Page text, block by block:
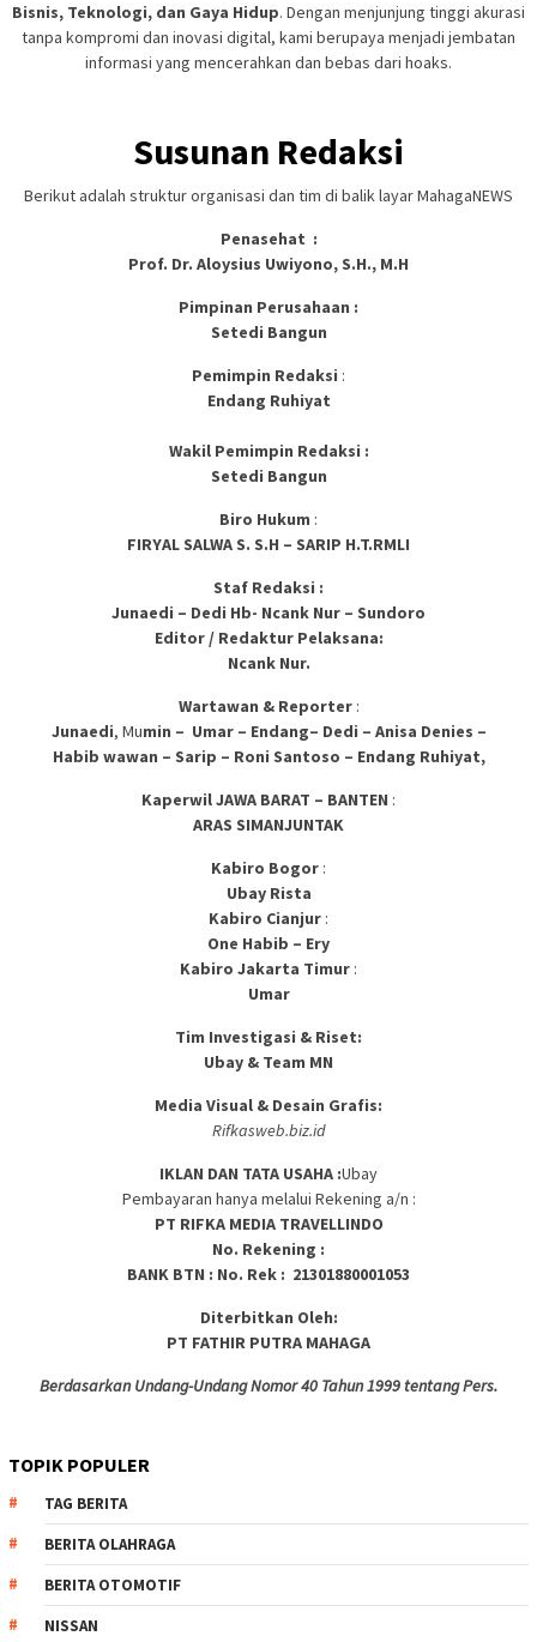
Bisnis, Teknologi, dan Gaya Hidup. Dengan menjunjung tinggi akurasi
tanpa kompromi dan inovasi digital, kami berupaya menjadi jembatan
informasi yang mencerahkan dan bebas dari hoaks.
Susunan Redaksi
Berikut adalah struktur organisasi dan tim di balik layar MahagaNEWS
Penasehat :
Prof. Dr. Aloysius Uwiyono, S.H., M.H
Pimpinan Perusahaan :
Setedi Bangun
Pemimpin Redaksi :
Endang Ruhiyat
Wakil Pemimpin Redaksi :
Setedi Bangun
Biro Hukum :
FIRYAL SALWA S. S.H – SARIP H.T.RMLI
Staf Redaksi :
Junaedi – Dedi Hb- Ncank Nur – Sundoro
Editor / Redaktur Pelaksana:
Ncank Nur.
Wartawan & Reporter:
Junaedi, Mumin – Umar – Endang– Dedi – Anisa Denies –
Habib wawan – Sarip – Roni Santoso – Endang Ruhiyat,
Kaperwil JAWA BARAT – BANTEN :
ARAS SIMANJUNTAK
Kabiro Bogor :
Ubay Rista
Kabiro Cianjur :
One Habib – Ery
Kabiro Jakarta Timur :
Umar
Tim Investigasi & Riset:
Ubay & Team MN
Media Visual & Desain Grafis:
Rifkasweb.biz.id
IKLAN DAN TATA USAHA :Ubay
Pembayaran hanya melalui Rekening a/n :
PT RIFKA MEDIA TRAVELLINDO
No. Rekening :
BANK BTN : No. Rek : 21301880001053
Diterbitkan Oleh:
PT FATHIR PUTRA MAHAGA
Berdasarkan Undang-Undang Nomor 40 Tahun 1999 tentang Pers.
TOPIK POPULER
TAG BERITA
BERITA OLAHRAGA
BERITA OTOMOTIF
NISSAN